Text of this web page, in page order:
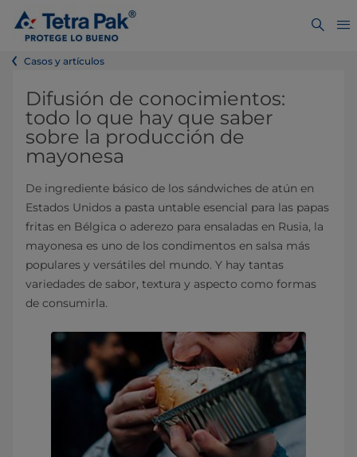
Casos y artículos
Difusión de conocimientos:
todo lo que hay que saber
sobre la producción de
mayonesa
De ingrediente básico de los sándwiches de atún en
Estados Unidos a pasta untable esencial para las papas
fritas en Bélgica o aderezo para ensaladas en Rusia, la
mayonesa es uno de los condimentos en salsa más
populares y versátiles del mundo. Y hay tantas
variedades de sabor, textura y aspecto como formas
de consumirla.